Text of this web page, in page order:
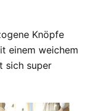
Knöpfe
einem weichem
sich super